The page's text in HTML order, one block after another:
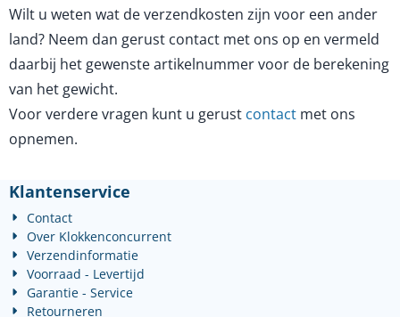
Wilt u weten wat de verzendkosten zijn voor een ander
land? Neem dan gerust contact met ons op en vermeld
daarbij het gewenste artikelnummer voor de berekening
van het gewicht.
Voor verdere vragen kunt u gerust contact met ons
opnemen.
Klantenservice
Contact
Over Klokkenconcurrent
Verzendinformatie
Voorraad - Levertijd
Garantie - Service
Retourneren